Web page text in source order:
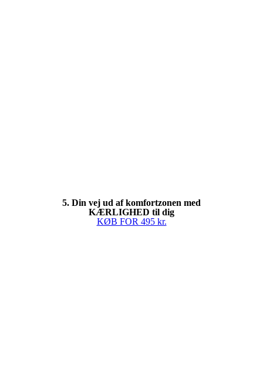
5. Din vej ud af komfortzonen med
KÆRLIGHED til dig
KØB FOR 495 kr.